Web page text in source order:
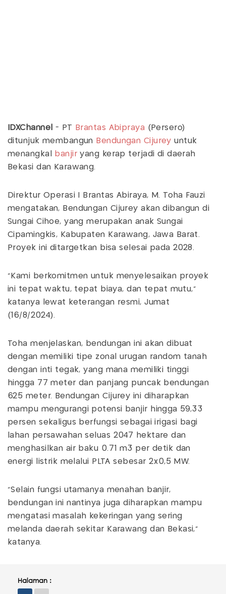
IDXChannel - PT Brantas Abipraya (Persero)
ditunjuk membangun Bendungan Cijurey untuk
menangkal
banjir yang kerap terjadi di daerah
Bekasi dan Karawang.
Direktur Operasi I Brantas Abiraya, M. Toha Fauzi
mengatakan, Bendungan Cijurey akan dibangun di
Sungai Cihoe, yang merupakan anak Sungai
Cipamingkis, Kabupaten Karawang, Jawa Barat.
Proyek ini ditargetkan bisa selesai pada 2028.
"Kami berkomitmen untuk menyelesaikan proyek
ini tepat waktu, tepat biaya, dan tepat mutu,"
katanya lewat keterangan resmi, Jumat
(16/8/2024).
Toha menjelaskan, bendungan ini akan dibuat
dengan memiliki tipe zonal urugan random tanah
dengan inti tegak, yang mana memiliki tinggi
hingga 77 meter dan panjang puncak bendungan
625 meter. Bendungan Cijurey ini diharapkan
mampu mengurangi potensi banjir hingga 59,33
persen sekaligus berfungsi sebagai irigasi bagi
lahan persawahan seluas 2047 hektare dan
menghasilkan air baku 0.71 m3 per detik dan
energi listrik melalui PLTA sebesar 2x0,5 MW.
"Selain fungsi utamanya menahan banjir,
bendungan ini nantinya juga diharapkan mampu
mengatasi masalah kekeringan yang sering
melanda daerah sekitar Karawang dan Bekasi,"
katanya.
Halaman :